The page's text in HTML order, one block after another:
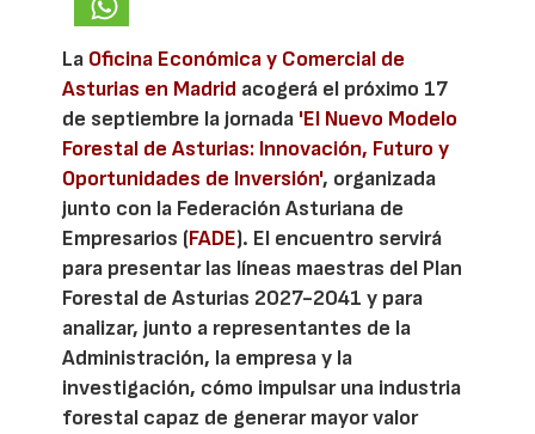
La Oficina Económica y Comercial de
Asturias en Madrid acogerá el próximo 17
de septiembre la jornada 'El Nuevo Modelo
Forestal de Asturias: Innovación, Futuro y
Oportunidades de Inversión', organizada
junto con la Federación Asturiana de
Empresarios (FADE). El encuentro servirá
para presentar las líneas maestras del Plan
Forestal de Asturias 2027-2041 y para
analizar, junto a representantes de la
Administración, la empresa y la
investigación, cómo impulsar una industria
forestal capaz de generar mayor valor